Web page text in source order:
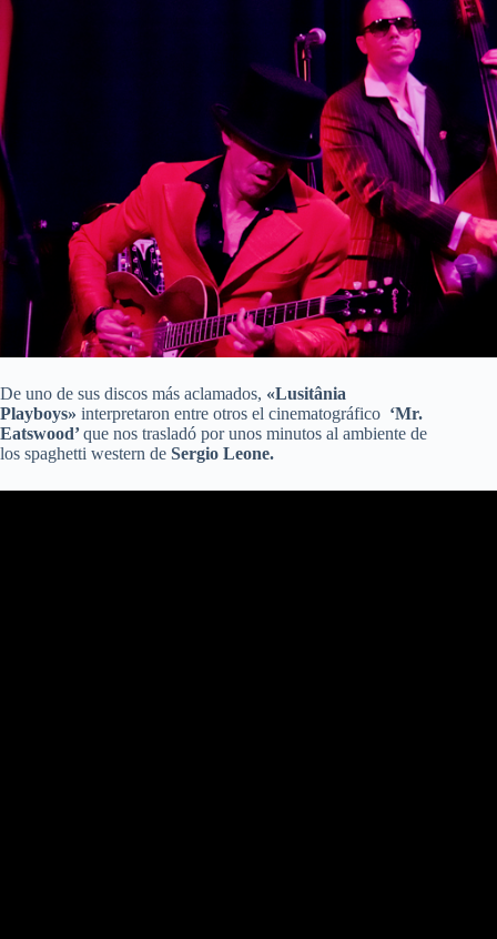
De uno de sus discos más aclamados, «Lusitânia
Playboys» interpretaron entre otros el cinematográfico ‘Mr.
Eatswood’que nos trasladó por unos minutos al ambiente de
los spaghetti western de Sergio Leone.